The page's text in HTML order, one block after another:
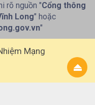
rõ nguồn "Cổng thông
Long" hoặc
"